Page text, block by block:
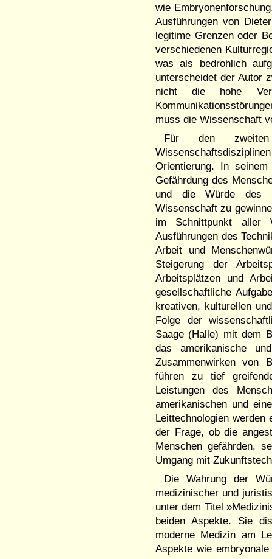
wie
Ausführungen von
legitime Grenzen oder
verschiedenen
was als bedrohlich
unterscheidet der Autor
nicht die hohe
muss die Wissenschaft
Für den
Orientierung. In
Gefährdung des
und die Würde des
Wissenschaft zu
im Schnittpunkt aller
Ausführungen des
Arbeit und
Steigerung der
Arbeitsplätzen und
gesellschaftliche
kreativen, kulturellen
Folge der
Saage (Halle) mit dem
das amerikanische
Zusammenwirken von
führen zu tief
Leistungen des
amerikanischen und
Leittechnologien
der Frage, ob die
Menschen gefährden,
Umgang mit
Die Wahrung der
medizinischer und
unter dem Titel
beiden Aspekte. Sie
moderne Medizin am
Aspekte wie